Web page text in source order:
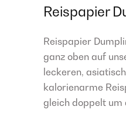
Reispapier
Reispapier
ganz oben auf
leckeren,
kalorienarme
gleich doppelt um